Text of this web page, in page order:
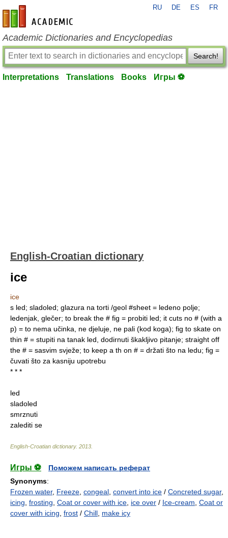
en-academic.com
RU DE ES FR
Academic Dictionaries and Encyclopedias
Search!
Interpretations Translations Books Игры ⚽
English-Croatian dictionary
ice
ice
s led; sladoled; glazura na torti /geol #sheet = ledeno polje;
ledenjak, glečer; to break the # fig = probiti led; it cuts no # (with a
p) = to nema učinka, ne djeluje, ne pali (kod koga); fig to skate on
thin # = stupiti na tanak led, dodirnuti škakljivo pitanje; straight off
the # = sasvim svježe; to keep a th on # = držati što na ledu; fig =
čuvati što za kasniju upotrebu
* * *
led
sladoled
smrznuti
zalediti se
English-Croatian dictionary. 2013
Игры ⚽
Поможем написать реферат
Synonyms:
Frozen water, Freeze congeal convert into ice / Concreted sugar,
icing frosting Coat or cover with ice ice over / Ice-cream Coat or
cover with icing frost / Chill make icy